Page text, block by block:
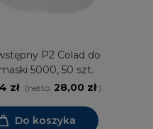
P2 Colad do
5000, 50 szt.
zł (netto: 28,00 zł)
Do koszyka